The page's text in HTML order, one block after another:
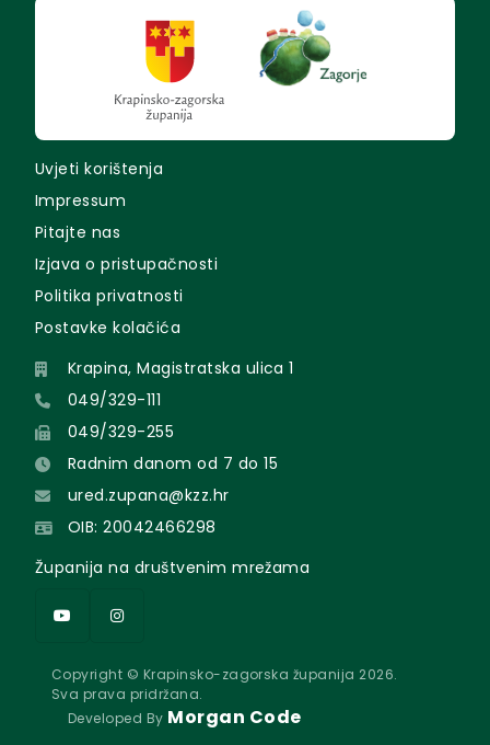
Uvjeti korištenja
Impressum
Pitajte nas
Izjava o pristupačnosti
Politika privatnosti
Postavke kolačića
Krapina, Magistratska ulica 1
049/329-111
049/329-255
Radnim danom od 7 do 15
ured.zupana@kzz.hr
OIB: 20042466298
Županija na društvenim mrežama
Copyright © Krapinsko-zagorska županija 2026.
Sva prava pridržana.
Developed By Morgan Code